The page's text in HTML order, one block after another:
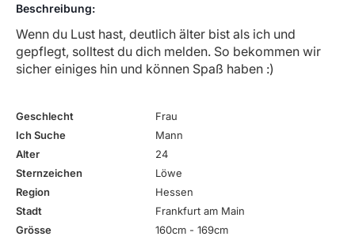
Beschreibung:
Wenn du Lust hast, deutlich älter bist als ich und
gepflegt, solltest du dich melden. So bekommen wir
sicher einiges hin und können Spaß haben :)
Geschlecht
Frau
Ich Suche
Mann
Alter
24
Sternzeichen
Löwe
Region
Hessen
Stadt
Frankfurt am Main
Grösse
160cm - 169cm